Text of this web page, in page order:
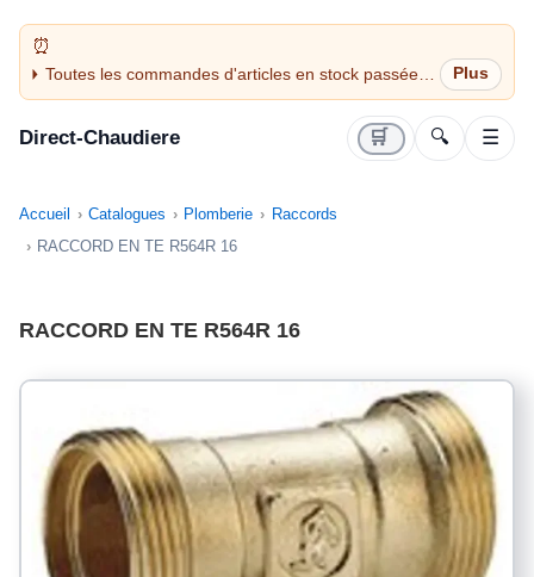
Toutes les commandes d'articles en stock passées
avant 14H sont expédiées le jour même (jours
Direct-Chaudiere 🛒 🔍 ☰
Accueil Catalogues Plomberie
Raccords
RACCORD EN TE R564R 16
RACCORD EN TE R564R 16